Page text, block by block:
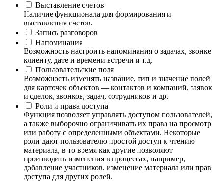
Выставление счетов
Наличие функционала для формирования и
выставления счетов.
Запись разговоров
Напоминания
Возможность настроить напоминания о задачах, звонке
клиенту, дате и времени встречи и т.д.
Пользовательские поля
Возможность изменять название, тип и значение полей
для карточек объектов — контактов и компаний, заявок
и сделок, звонков, задач, сотрудников и др.
Роли и права доступа
Функция позволяет управлять доступом пользователей,
а также выборочно ограничивать их права на просмотр
или работу с определенными объектами. Некоторые
роли дают пользователю простой доступ к чтению
материала, в то время как другие позволяют
производить изменения в процессах, например,
добавление участников, изменение материала или прав
доступа для других ролей.